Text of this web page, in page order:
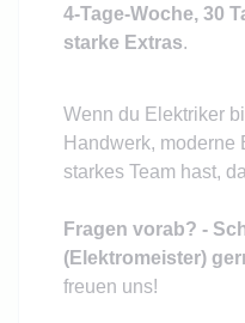
4-Tage-Woche, 30
starke Extras.
Wenn du Elektriker
Handwerk, moderne
starkes Team hast,
Fragen vorab? -
(Elektromeister)
freuen uns!